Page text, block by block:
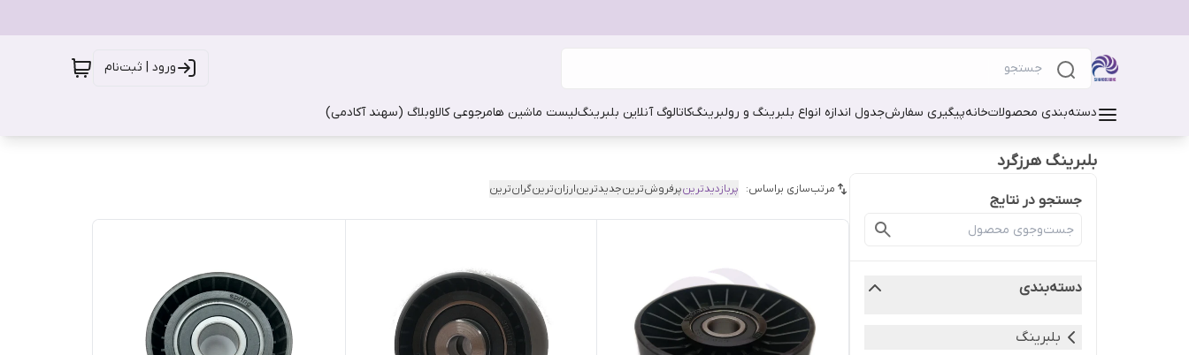
ورود | ثبت‌نام
دسته‌بندی محصولاتخانهپیگیری سفارشجدول اندازه انواع بلبرینگ و رولبرینگکاتالوگ آنلاین بلبرینگلیست ماشین هامرجوعی کالاوبلاگ (سهند آکادمی)
بلبرینگ هرزگرد
جستجو در نتایج
دسته‌بندی
بلبرینگ
مرتب‌سازی براساس: پربازدیدترینپرفروش‌ترینجدیدترینارزان‌ترینگران‌ترین